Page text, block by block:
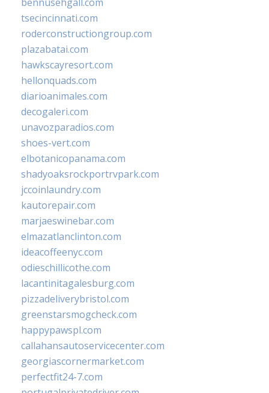
tsecincinnati.com
roderconstructiongroup.com
plazabatai.com
hawkscayresort.com
hellonquads.com
diarioanimales.com
decogaleri.com
unavozparadios.com
shoes-vert.com
elbotanicopanama.com
shadyoaksrockportrvpark.com
jccoinlaundry.com
kautorepair.com
marjaeswinebar.com
elmazatlanclinton.com
ideacoffeenyc.com
odieschillicothe.com
lacantinitagalesburg.com
pizzadeliverybristol.com
greenstarsmogcheck.com
happypawspl.com
callahansautoservicecenter.com
georgiascornermarket.com
perfectfit24-7.com